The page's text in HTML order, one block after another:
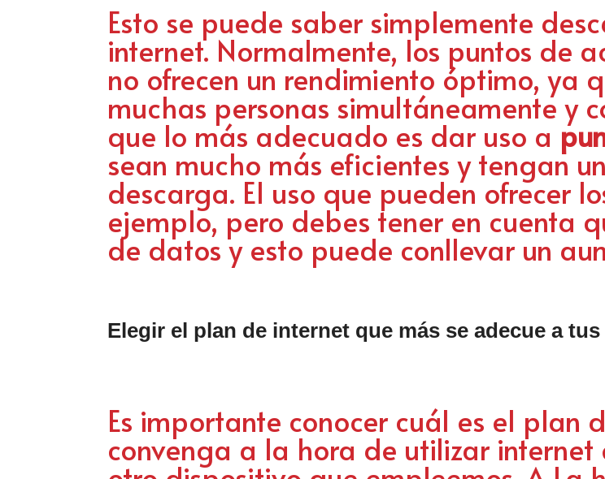
Esto se puede saber simplemente
internet. Normalmente, los puntos de
no ofrecen un rendimiento óptimo, ya
muchas personas simultáneamente y
que lo más adecuado es dar uso a
sean mucho más eficientes y tengan
descarga. El uso que pueden ofrecer
ejemplo, pero debes tener en cuenta
de datos y esto puede conllevar un
Elegir el plan de internet que más se adecue a
Es importante conocer cuál es el plan
convenga a la hora de utilizar